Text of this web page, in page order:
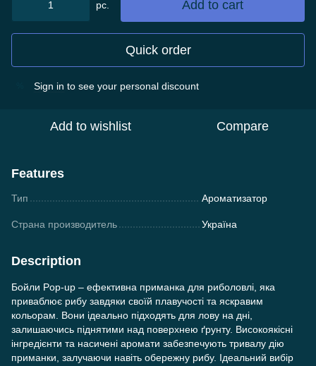
pc. Add to cart
Quick order
Sign in to see your personal discount
Add to wishlist Compare
Features
Тип Ароматизатор
Страна производитель Україна
Description
Бойли Pop-up – ефективна приманка для риболовлі, яка
приваблює рибу завдяки своїй плавучості та яскравим
кольорам. Вони ідеально підходять для лову на дні,
залишаючись піднятими над поверхнею ґрунту. Високоякісні
інгредієнти та насичені аромати забезпечують тривалу дію
приманки, залучаючи навіть обережну рибу. Ідеальний вибір